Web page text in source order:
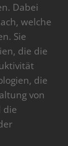
Dabei
welche
Sie
die die
die
von
die